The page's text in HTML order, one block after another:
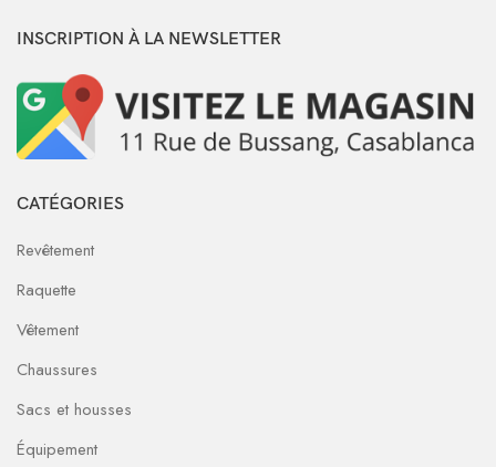
INSCRIPTION À LA NEWSLETTER
CATÉGORIES
Revêtement
Raquette
Vêtement
Chaussures
Sacs et housses
Équipement